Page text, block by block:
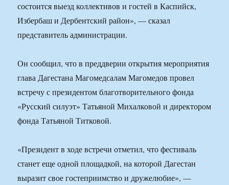
состоится выезд коллективов и гостей в Каспийск,
Избербаш и Дербентский район», — сказал
представитель администрации.
Он сообщил, что в преддверии открытия мероприятия
глава Дагестана Магомедсалам Магомедов провел
встречу с президентом благотворительного фонда
«Русский силуэт» Татьяной Михалковой и директором
фонда Татьяной Титковой.
«Президент в ходе встречи отметил, что фестиваль
станет еще одной площадкой, на которой Дагестан
выразит свое гостеприимство и дружелюбие», —